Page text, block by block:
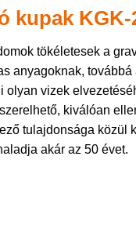
kupak KGK-
tökéletesek a
anyagoknak,
olyan vizek
kiválóan
tulajdonsága közül
akár az 50 évet.